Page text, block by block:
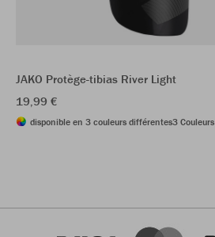
JAKO Protège-tibias River Light
19,99 €
disponible en 3 couleurs différentes3 Couleurs